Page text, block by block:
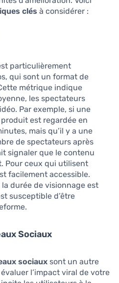
clés à considérer :
particulièrement
qui sont un format de
métrique indique
les spectateurs
Par exemple, si une
est regardée en
mais qu’il y a une
de spectateurs après
signaler que le contenu
Pour ceux qui utilisent
facilement accessible.
la durée de visionnage est
susceptible d’être
Sociaux
sociaux sont un autre
l’impact viral de votre